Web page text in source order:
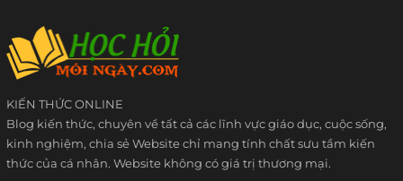
KIẾN THỨC ONLINE
Blog kiến thức, chuyên về tất cả các lĩnh vực giáo dục, cuộc sống,
kinh nghiệm, chia sẻ Website chỉ mang tính chất sưu tầm kiến
thức của cá nhân. Website không có giá trị thương mại.